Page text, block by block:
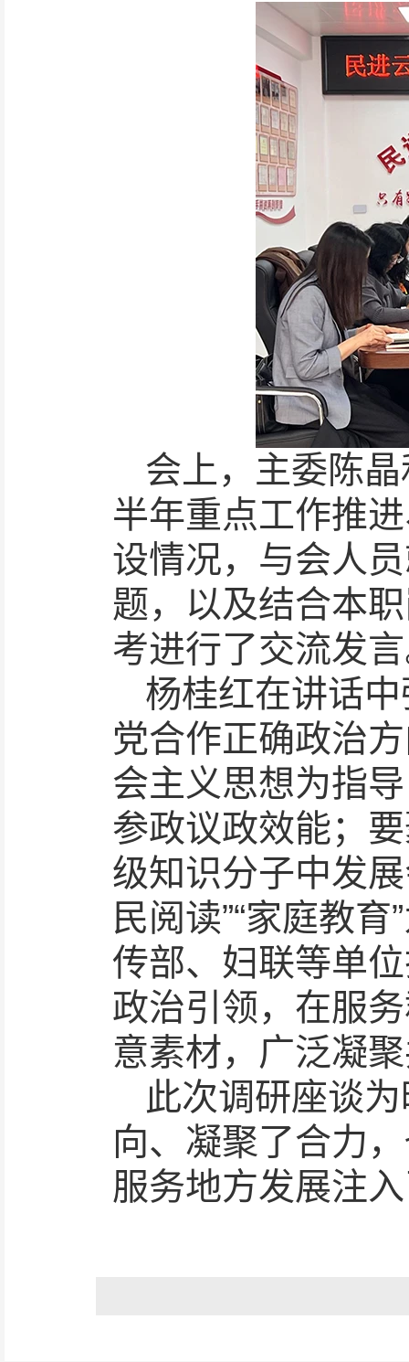
会上，主委陈
半年重点工作推
设情况，与会人
题，以及结合本
考进行了交流发
杨桂红在讲话
党合作正确政治
会主义思想为指
参政议政效能；
级知识分子中发
民阅读”“家庭教
传部、妇联等单
政治引领，在服
意素材，广泛凝
此次调研座谈
向、凝聚了合力
服务地方发展注